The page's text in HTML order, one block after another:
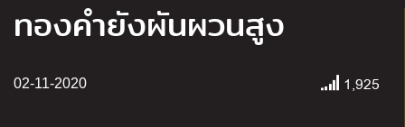
ทองคำยังผันผวนสูง
02-11-2020 1,925